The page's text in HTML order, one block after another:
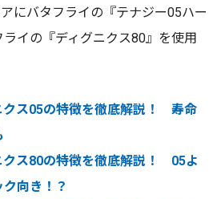
にバタフライの『テナジー05ハー
イの『ディグニクス80』を使用
クス05の特徴を徹底解説！ 寿命
クス80の特徴を徹底解説！ 05よ
向き！？